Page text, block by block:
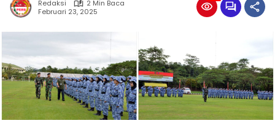
Redaksi
2 Min Baca
Februari 23, 2025